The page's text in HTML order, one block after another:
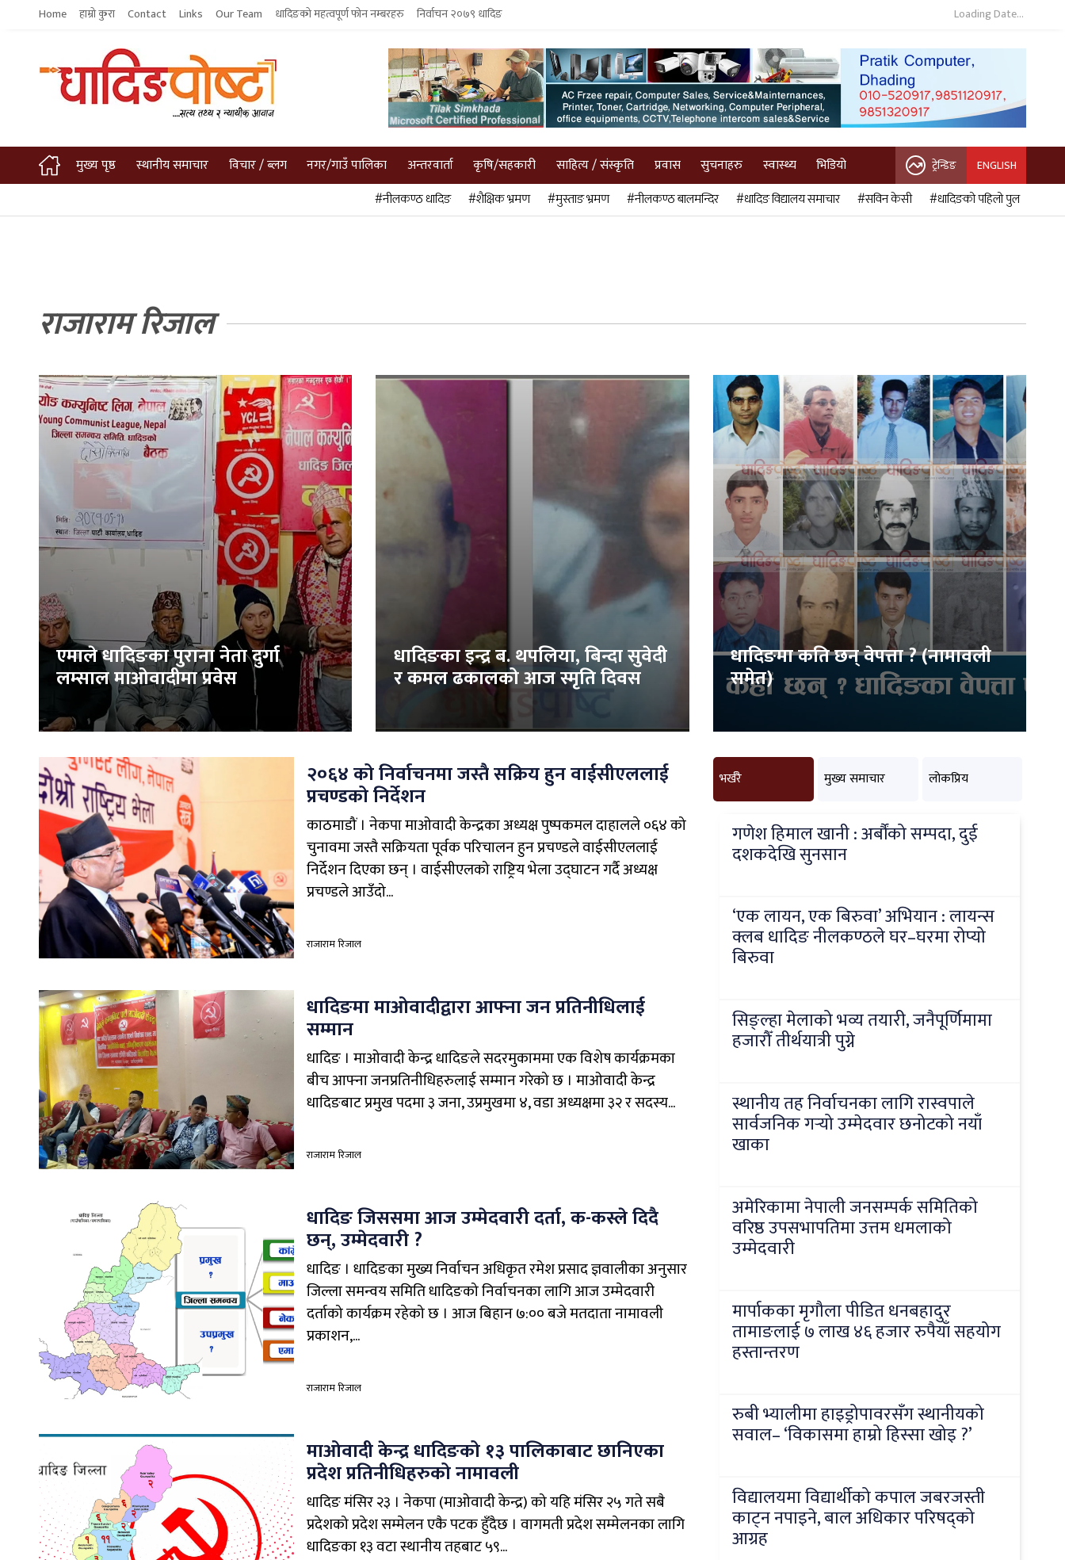
Home हाम्रो कुरा Contact Links Our Team धादिङको महत्वपूर्ण फोन नम्बरहरु निर्वाचन २०७९ धादिङ Loading Date...
मुख्य पृष्ठ स्थानीय समाचार विचार / ब्लग नगर/गाउँ पालिका अन्तरवार्ता कृषि/सहकारी साहित्य / संस्कृति प्रवास सुचनाहरु स्वास्थ्य भिडियो ट्रेन्डिङ ENGLISH
#नीलकण्ठ धादिङ #शैक्षिक भ्रमण #मुस्ताङ भ्रमण #नीलकण्ठ बालमन्दिर #धादिङ विद्यालय समाचार #सविन केसी #धादिङको पहिलो पुल
राजाराम रिजाल
एमाले धादिङका पुराना नेता दुर्गा
लम्साल माओवादीमा प्रवेस
धादिङका इन्द्र ब. थपलिया, बिन्दा सुवेदी
र कमल ढकालको आज स्मृति दिवस
धादिङमा कति छन् वेपत्ता ? (नामावली
समेत)
२०६४ को निर्वाचनमा जस्तै सक्रिय हुन वाईसीएललाई
प्रचण्डको निर्देशन
काठमाडौं । नेकपा माओवादी केन्द्रका अध्यक्ष पुष्पकमल दाहालले ०६४ को
चुनावमा जस्तै सक्रियता पूर्वक परिचालन हुन प्रचण्डले वाईसीएललाई
निर्देशन दिएका छन् । वाईसीएलको राष्ट्रिय भेला उद्घाटन गर्दै अध्यक्ष
प्रचण्डले आउँदो...
राजाराम रिजाल
धादिङमा माओवादीद्वारा आफ्ना जन प्रतिनीधिलाई
सम्मान
धादिङ । माओवादी केन्द्र धादिङले सदरमुकाममा एक विशेष कार्यक्रमका
बीच आफ्ना जनप्रतिनीधिहरुलाई सम्मान गरेको छ । माओवादी केन्द्र
धादिङबाट प्रमुख पदमा ३ जना, उप्रमुखमा ४, वडा अध्यक्षमा ३२ र सदस्य...
राजाराम रिजाल
धादिङ जिससमा आज उम्मेदवारी दर्ता, क-कस्ले दिदै
छन्, उम्मेदवारी ?
धादिङ । धादिङका मुख्य निर्वाचन अधिकृत रमेश प्रसाद ज्ञवालीका अनुसार
जिल्ला समन्वय समिति धादिङको निर्वाचनका लागि आज उम्मेदवारी
दर्ताको कार्यक्रम रहेको छ । आज बिहान ७:०० बजे मतदाता नामावली
प्रकाशन,...
राजाराम रिजाल
माओवादी केन्द्र धादिङको १३ पालिकाबाट छानिएका
प्रदेश प्रतिनीधिहरुको नामावली
धादिङ मंसिर २३ । नेकपा (माओवादी केन्द्र) को यहि मंसिर २५ गते सबै
प्रदेशको प्रदेश सम्मेलन एकै पटक हुँदैछ । वागमती प्रदेश सम्मेलनका लागि
धादिङका १३ वटा स्थानीय तहबाट ५९...
भर्खरै मुख्य समाचार लोकप्रिय
गणेश हिमाल खानी : अर्बौंको सम्पदा, दुई
दशकदेखि सुनसान
‘एक लायन, एक बिरुवा’ अभियान : लायन्स
क्लब धादिङ नीलकण्ठले घर–घरमा रोप्यो
बिरुवा
सिङ्ल्हा मेलाको भव्य तयारी, जनैपूर्णिमामा
हजारौँ तीर्थयात्री पुग्ने
स्थानीय तह निर्वाचनका लागि रास्वपाले
सार्वजनिक गर्‍यो उम्मेदवार छनोटको नयाँ
खाका
अमेरिकामा नेपाली जनसम्पर्क समितिको
वरिष्ठ उपसभापतिमा उत्तम धमलाको
उम्मेदवारी
मार्पाकका मृगौला पीडित धनबहादुर
तामाङलाई ७ लाख ४६ हजार रुपैयाँ सहयोग
हस्तान्तरण
रुबी भ्यालीमा हाइड्रोपावरसँग स्थानीयको
सवाल– ‘विकासमा हाम्रो हिस्सा खोइ ?’
विद्यालयमा विद्यार्थीको कपाल जबरजस्ती
काट्न नपाइने, बाल अधिकार परिषद्को
आग्रह